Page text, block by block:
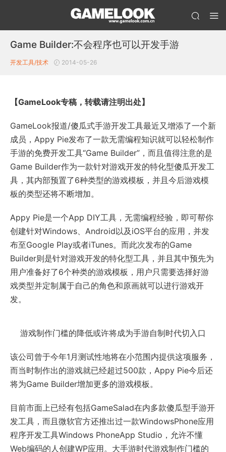
Game Builder:不会程序也可以开发手游
开发工具/技术 2014-05-26
【GameLook专稿，转载请注明出处】
GameLook报道/傻瓜式手游开发工具最近又增添了一个新
成员，Appy Pie发布了一款无需编程知识就可以轻松制作
手游的免费开发工具“Game Builder”，而且值得注意的是
Game Builder作为一款针对游戏开发的特化型傻瓜开发工
具，其内部预置了6种类型的游戏模板，并且今后游戏模
板的类型还将不断增加。
Appy Pie是一个App DIY工具，无需编程经验，即可帮你
创建针对Windows、Android以及iOS平台的应用，并发
布至Google Play或者iTunes。而此次发布的Game
Builder则是针对游戏开发的特化型工具，并且其中预先为
用户准备好了6个种类的游戏模板，用户只需要选择好游
戏类型并定制属于自己的角色和原画就可以进行游戏开
发。
游戏制作门槛的降低或许将成为手游自制时代切入口
该公司曾于今年1月测试性地将在小范围内提供这项服务，
而当时制作出的游戏就已经超过500款，Appy Pie今后还
将为Game Builder增加更多的游戏模板。
目前市面上已经有包括GameSalad在内多款傻瓜型手游开
发工具，而且微软官方还推出过一款WindowsPhone应用
程序开发工具Windows PhoneApp Studio，允许不懂
Web编码的人创建WP应用。大手游时代游戏制作门槛的